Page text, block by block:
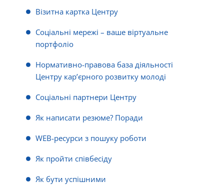
Візитна картка Центру
Соціальні мережі – ваше віртуальне
портфоліо
Нормативно-правова база діяльності
Центру кар’єрного розвитку молоді
Соціальні партнери Центру
Як написати резюме? Поради
WEB-ресурси з пошуку роботи
Як пройти співбесіду
Як бути успішними